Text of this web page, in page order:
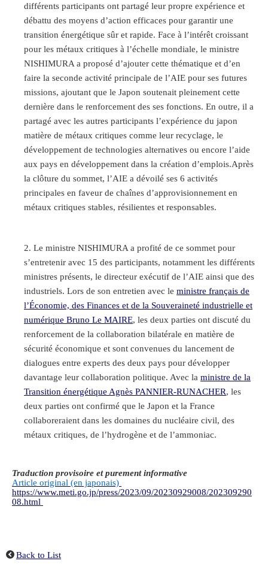
différents participants ont partagé leur propre expérience et
débattu des moyens d’action efficaces pour garantir une
transition énergétique sûr et rapide. Face à l’intérêt croissant
pour les métaux critiques à l’échelle mondiale, le ministre
NISHIMURA a proposé d’ajouter cette thématique et d’en
faire la seconde activité principale de l’AIE pour ses futures
missions, ajoutant que le Japon soutenait pleinement cette
dernière dans le renforcement des ses fonctions. En outre, il a
partagé avec les autres participants l’expérience du japon
matière de métaux critiques comme leur recyclage, le
développement de technologies alternatives ou encore l’aide
aux pays en développement dans la création d’emplois.Après
la clôture du sommet, l’AIE a dévoilé ses 6 activités
principales en faveur de chaînes d’approvisionnement en
métaux critiques stables, résilientes et responsables.
Le ministre NISHIMURA a profité de ce sommet pour
s’entretenir avec 15 des participants, notamment les différents
ministres présents, le directeur exécutif de l’AIE ainsi que des
industriels. Lors de son entretien avec le ministre français de
l’Économie, des Finances et de la Souveraineté industrielle et
numérique Bruno Le MAIRE, les deux parties ont discuté du
renforcement de la collaboration bilatérale en matière de
sécurité économique et sont convenues du lancement de
dialogues entre experts des deux pays pour développer
davantage leur collaboration politique. Avec la ministre de la
Transition énergétique Agnès PANNIER-RUNACHER, les
deux parties ont confirmé que le Japon et la France
collaboreraient dans les domaines du nucléaire civil, des
métaux critiques, de l’hydrogène et de l’ammoniac.
Traduction provisoire et purement informative
Article original (en japonais)
https://www.meti.go.jp/press/2023/09/20230929008/202309290
08.html
Back to List